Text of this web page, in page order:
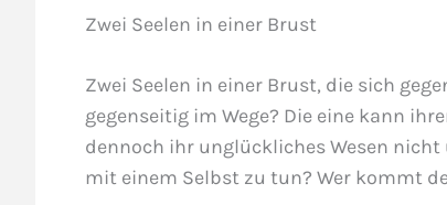
Zwei Seelen in einer Brust
Zwei Seelen in einer Brust, die sich
gegenseitig im Wege? Die eine kann
dennoch ihr unglückliches Wesen
mit einem Selbst zu tun? Wer kommt